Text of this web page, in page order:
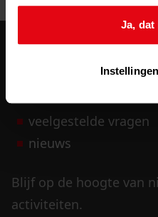
Ja, dat
veelgestelde vragen
nieuws
Blijf op de hoogte van
activiteiten.